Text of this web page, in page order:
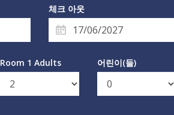
체크 아웃
Room 1 Adults 어린이(들)